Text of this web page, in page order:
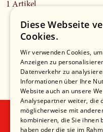
1 Artikel
24 weitere
Diese Webseite
Cookies.
Wir verwenden Cookies,
Anzeigen zu
Datenverkehr zu
Informationen über Ihre
Website auch an unsere
Analysepartner weiter, die
möglicherweise mit
kombinieren, die Sie ihnen
haben oder die sie im